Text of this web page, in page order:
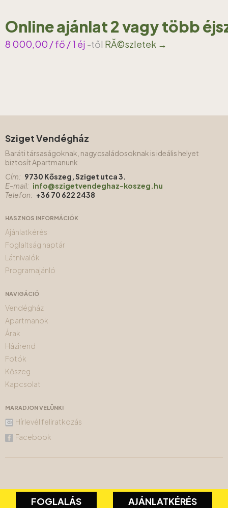
Online ajánlat 2 vagy több
8 000,00 / fő / 1 éj -től RĂ©szletek →
Sziget Vendégház
Baráti társaságoknak, nagycsaládosoknak is ideális helyet
biztosít Apartmanunk
Cím: 9730 Kőszeg, Sziget utca 3.
E-mail: info@szigetvendeghaz-koszeg.hu
Telefon: +36 70 622 2438
HASZNOS INFORMÁCIÓK
Ajánlatkérés
Foglaltság naptár
Látnivalók
Programajánló
NAVIGÁCIÓ
Vendégház
Apartmanok
Árak
Házirend
Fotók
Kőszeg
Kapcsolat
MARADJON VELÜNK!
Hírlevél feliratkozás
Facebook
FOGLALÁS AJÁNLATKÉRÉS